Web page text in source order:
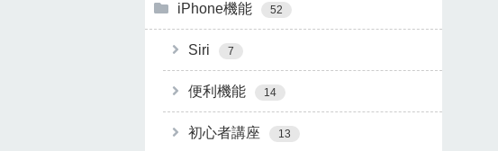
iPhone機能 52
Siri 7
便利機能 14
初心者講座 13